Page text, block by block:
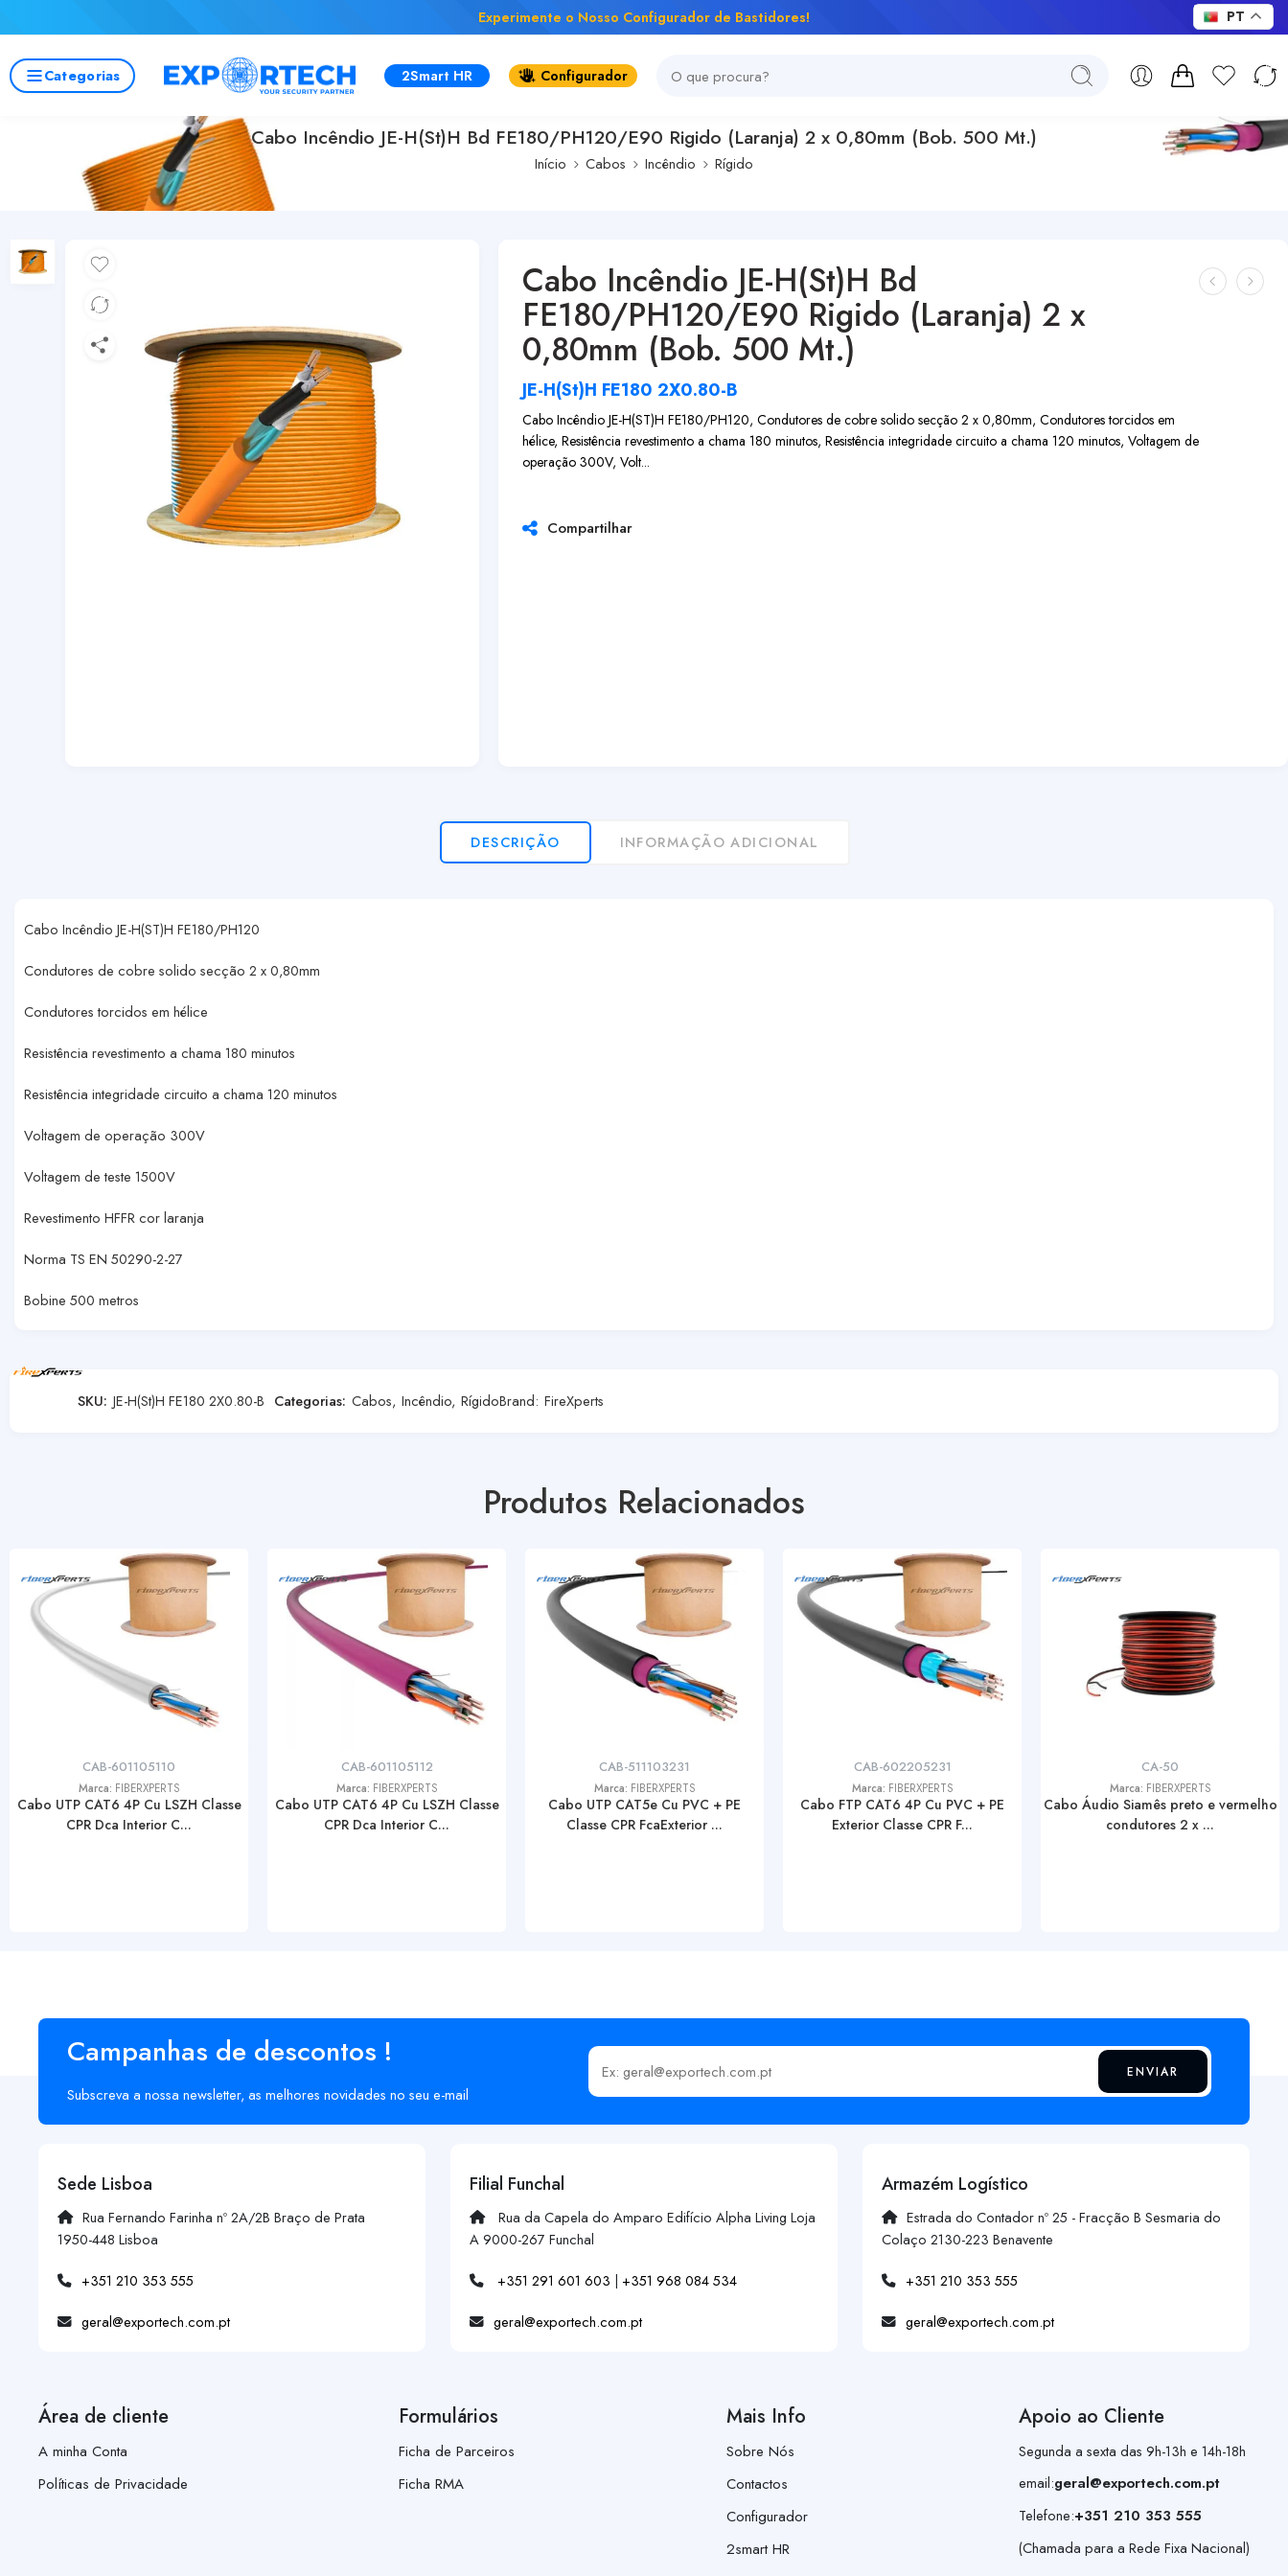
Experimente o Nosso Configurador de Bastidores!
Categorias 2Smart HR Configurador
Cabo Incêndio JE-H(St)H Bd FE180/PH120/E90 Rigido (Laranja) 2 x 0,80mm (Bob. 500 Mt.)
Início Cabos Incêndio Rígido
Cabo Incêndio JE-H(St)H Bd
FE180/PH120/E90 Rigido (Laranja) 2 x
0,80mm (Bob. 500 Mt.)
JE-H(St)H FE180 2X0.80-B
Cabo Incêndio JE-H(ST)H FE180/PH120, Condutores de cobre solido secção 2 x 0,80mm, Condutores torcidos em
hélice, Resistência revestimento a chama 180 minutos, Resistência integridade circuito a chama 120 minutos, Voltagem de
operação 300V, Volt...
Compartilhar
DESCRIÇÃO INFORMAÇÃO ADICIONAL
Cabo Incêndio JE-H(ST)H FE180/PH120
Condutores de cobre solido secção 2 x 0,80mm
Condutores torcidos em hélice
Resistência revestimento a chama 180 minutos
Resistência integridade circuito a chama 120 minutos
Voltagem de operação 300V
Voltagem de teste 1500V
Revestimento HFFR cor laranja
Norma TS EN 50290-2-27
Bobine 500 metros
SKU: JE-H(St)H FE180 2X0.80-B Categorias: Cabos, Incêndio, RígidoBrand: FireXperts
Produtos Relacionados
CAB-601105110
Marca: FIBERXPERTS
Cabo UTP CAT6 4P Cu LSZH Classe
CPR Dca Interior C...
CAB-601105112
Marca: FIBERXPERTS
Cabo UTP CAT6 4P Cu LSZH Classe
CPR Dca Interior C...
CAB-511103231
Marca: FIBERXPERTS
Cabo UTP CAT5e Cu PVC + PE
Classe CPR FcaExterior ...
CAB-602205231
Marca: FIBERXPERTS
Cabo FTP CAT6 4P Cu PVC + PE
Exterior Classe CPR F...
CA-50
Marca: FIBERXPERTS
Cabo Áudio Siamês preto e vermelho
condutores 2 x ...
Campanhas de descontos !
Subscreva a nossa newsletter, as melhores novidades no seu e-mail
Insira o seu email ENVIAR
Sede Lisboa
Rua Fernando Farinha nº 2A/2B Braço de Prata
1950-448 Lisboa
+351 210 353 555
geral@exportech.com.pt
Filial Funchal
Rua da Capela do Amparo Edifício Alpha Living Loja
A 9000-267 Funchal
+351 291 601 603 | +351 968 084 534
geral@exportech.com.pt
Armazém Logístico
Estrada do Contador nº 25 - Fracção B Sesmaria do
Colaço 2130-223 Benavente
+351 210 353 555
geral@exportech.com.pt
Área de cliente
A minha Conta
Políticas de Privacidade
Formulários
Ficha de Parceiros
Ficha RMA
Mais Info
Sobre Nós
Contactos
Configurador
2smart HR
Apoio ao Cliente
Segunda a sexta das 9h-13h e 14h-18h
email:geral@exportech.com.pt
Telefone:+351 210 353 555
(Chamada para a Rede Fixa Nacional)
PT